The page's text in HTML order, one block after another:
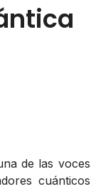
de las voces
cuánticos